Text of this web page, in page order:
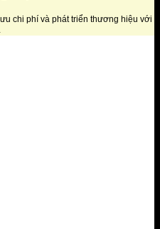
chi phí và phát triển thương hiệu với